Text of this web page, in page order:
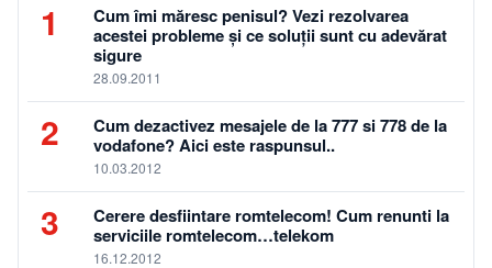
1
Cum îmi măresc penisul? Vezi rezolvarea
acestei probleme și ce soluții sunt cu adevărat
sigure
28.09.2011
2
Cum dezactivez mesajele de la 777 si 778 de la
vodafone? Aici este raspunsul..
10.03.2012
3
Cerere desfiintare romtelecom! Cum renunti la
serviciile romtelecom…telekom
16.12.2012